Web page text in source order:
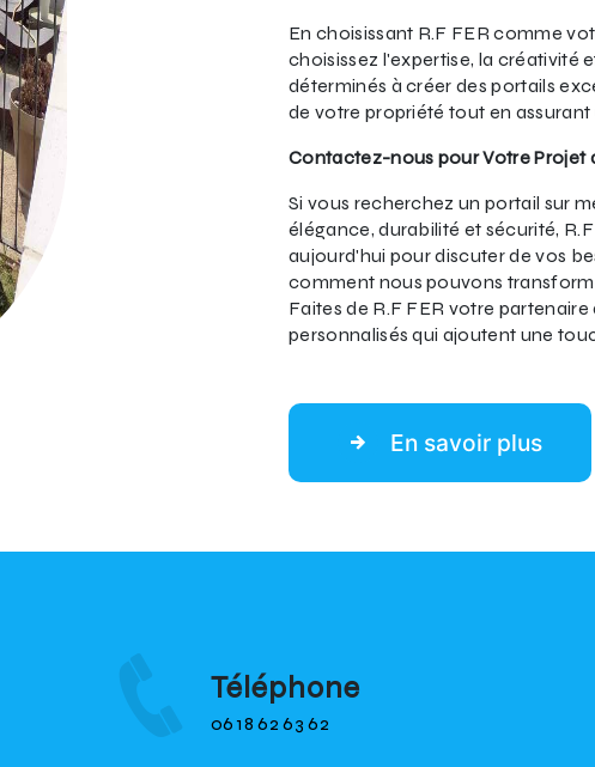
En choisissant R.F FER comme
choisissez l'expertise, la créativité
déterminés à créer des portails
de votre propriété tout en
Contactez-nous pour Votre Projet
Si vous recherchez un portail sur
élégance, durabilité et sécurité,
aujourd'hui pour discuter de vos
comment nous pouvons
Faites de R.F FER votre
personnalisés qui ajoutent une
En savoir plus
Téléphone
06 18 62 63 62